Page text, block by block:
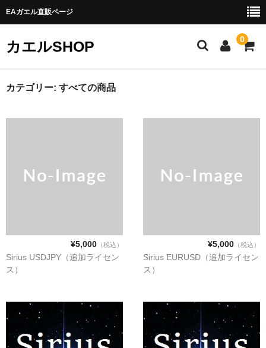
EAガエル直販ページ
カエルSHOP 0
ホーム
カテゴリー: すべての商品
¥5,000（税込）
Sirius USDJPY（追加ライセン
ス）
¥5,000（税込）
Sirius EURUSD（追加ライセン
ス）